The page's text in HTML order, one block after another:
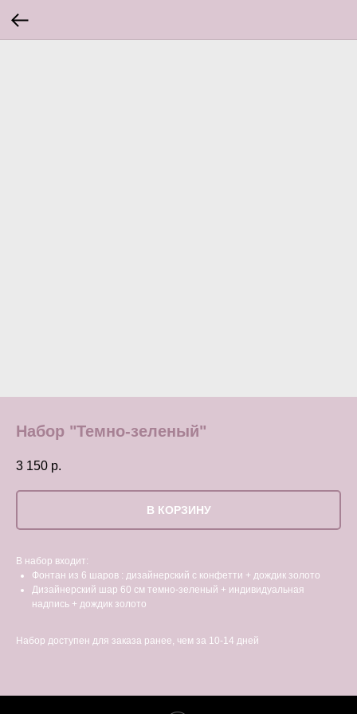
Набор "Темно-зеленый"
3 150 р.
В КОРЗИНУ
В набор входит:
Фонтан из 6 шаров : дизайнерский с конфетти + дождик золото
Дизайнерский шар 60 см темно-зеленый + индивидуальная
надпись + дождик золото
Набор доступен для заказа ранее, чем за 10-14 дней